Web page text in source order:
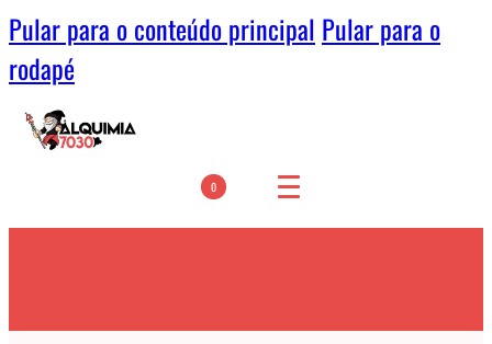
Pular para o conteúdo principal Pular para o
rodapé
0